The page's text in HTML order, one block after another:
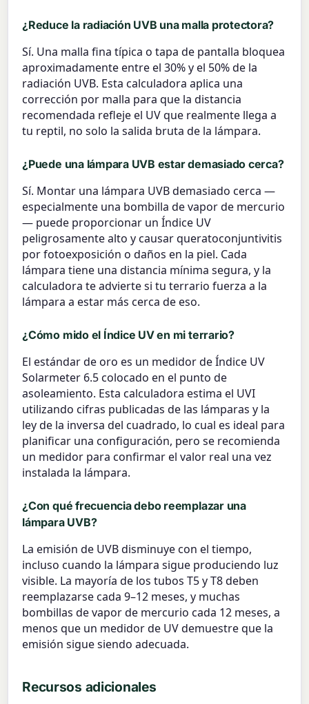
¿Reduce la radiación UVB una malla protectora?
Sí. Una malla fina típica o tapa de pantalla bloquea
aproximadamente entre el 30% y el 50% de la
radiación UVB. Esta calculadora aplica una
corrección por malla para que la distancia
recomendada refleje el UV que realmente llega a
tu reptil, no solo la salida bruta de la lámpara.
¿Puede una lámpara UVB estar demasiado cerca?
Sí. Montar una lámpara UVB demasiado cerca —
especialmente una bombilla de vapor de mercurio
— puede proporcionar un Índice UV
peligrosamente alto y causar queratoconjuntivitis
por fotoexposición o daños en la piel. Cada
lámpara tiene una distancia mínima segura, y la
calculadora te advierte si tu terrario fuerza a la
lámpara a estar más cerca de eso.
¿Cómo mido el Índice UV en mi terrario?
El estándar de oro es un medidor de Índice UV
Solarmeter 6.5 colocado en el punto de
asoleamiento. Esta calculadora estima el UVI
utilizando cifras publicadas de las lámparas y la
ley de la inversa del cuadrado, lo cual es ideal para
planificar una configuración, pero se recomienda
un medidor para confirmar el valor real una vez
instalada la lámpara.
¿Con qué frecuencia debo reemplazar una
lámpara UVB?
La emisión de UVB disminuye con el tiempo,
incluso cuando la lámpara sigue produciendo luz
visible. La mayoría de los tubos T5 y T8 deben
reemplazarse cada 9–12 meses, y muchas
bombillas de vapor de mercurio cada 12 meses, a
menos que un medidor de UV demuestre que la
emisión sigue siendo adecuada.
Recursos adicionales